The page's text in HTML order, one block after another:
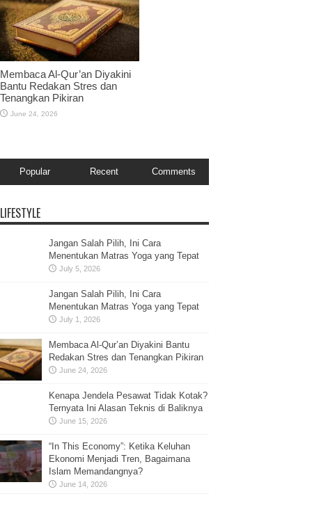
Membaca Al-Qur’an Diyakini
Bantu Redakan Stres dan
Tenangkan Pikiran
June 24, 2026
Popular Recent Comments
LIFESTYLE
Jangan Salah Pilih, Ini Cara
Menentukan Matras Yoga yang Tepat
July 5, 2026
Jangan Salah Pilih, Ini Cara
Menentukan Matras Yoga yang Tepat
July 1, 2026
Membaca Al-Qur’an Diyakini Bantu
Redakan Stres dan Tenangkan Pikiran
June 24, 2026
Kenapa Jendela Pesawat Tidak Kotak?
Ternyata Ini Alasan Teknis di Baliknya
June 15, 2026
“In This Economy”: Ketika Keluhan
Ekonomi Menjadi Tren, Bagaimana
Islam Memandangnya?
June 14, 2026